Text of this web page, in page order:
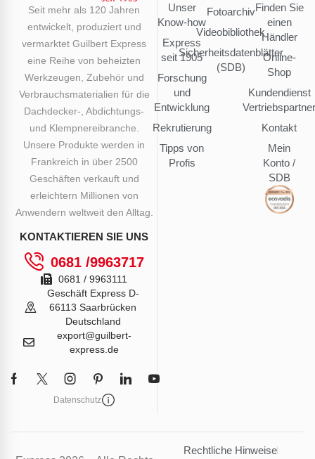
Seit mehr als 120 Jahren
entwickelt, produziert und
vermarktet Guilbert Express
eine Reihe von beheizten
Werkzeugen, Zubehör und
Verbrauchsmaterialien für die
Dachdecker-, Abdichtungs-
und Klempnereibranche.
Unsere Produkte werden in
Frankreich in über 2500
Geschäften verkauft und
erleichtern Millionen von
Anwendern weltweit den Alltag.
KONTAKTIEREN SIE UNS
0681 /9963717
0681 / 9963111
Geschäft Express D-
66113 Saarbrücken
Deutschland
export@guilbert-
express.de
Datenschutz
Unser
Know-how
Express
seit 1905
Forschung
und
Entwicklung
Rekrutierung
Tipps von
Profis
Fotoarchiv
Videobibliothek
Sicherheitsdatenblätter
(SDB)
Finden Sie
einen
Händler
Online-
Shop
Kundendienst
Kontakt
Mein
Konto /
SDB
Rechtliche Hinweise